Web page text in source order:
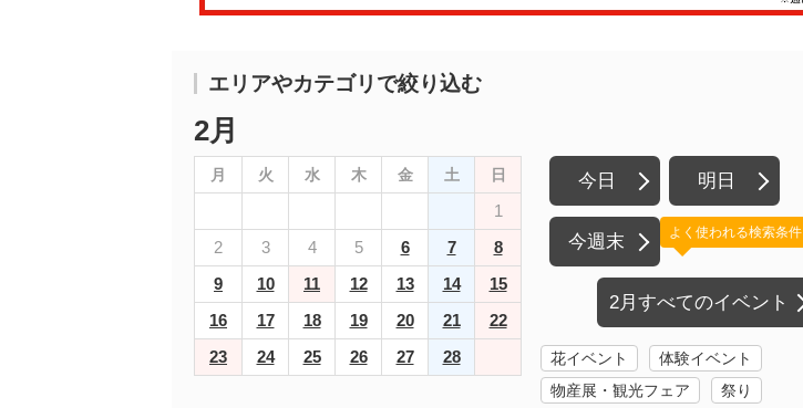
エリアやカテゴリで絞り込む
2月
月 火 水 木 金 土 日
1
2
3 4 5 6 7
8
9
10 11 12 13 14
15
16
17 18 19 20 21
22
23
24 25 26 27 28
今日 明日
今週末
2月すべてのイベント
よく使われる検索条件
花イベント
体験イベント
物産展・観光フェア
祭り